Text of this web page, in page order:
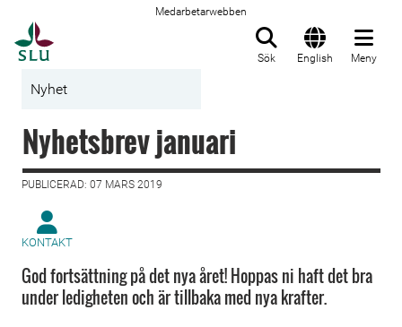
Medarbetarwebben
Sök English Meny
Nyhet
Nyhetsbrev januari
PUBLICERAD: 07 MARS 2019
KONTAKT
God fortsättning på det nya året! Hoppas ni haft det bra
under ledigheten och är tillbaka med nya krafter.